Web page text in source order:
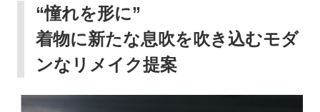
“憧れを形に”
着物に新たな息吹を吹き込むモダ
ンなリメイク提案